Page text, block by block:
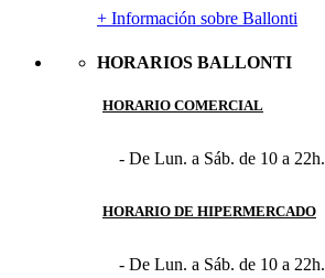
+ Información sobre Ballonti
HORARIOS BALLONTI
HORARIO COMERCIAL
- De Lun. a Sáb. de 10 a 22h.
HORARIO DE HIPERMERCADO
- De Lun. a Sáb. de 10 a 22h.